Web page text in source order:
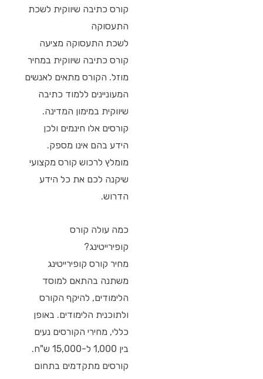
קורס כתיבה שיווקית לשכת
התעסוקה
לשכת התעסוקה מציעה
קורס כתיבה שיווקית במחיר
מוזל. הקורס מתאים לאנשים
המעוניינים ללמוד כתיבה
שיווקית במימון המדינה.
קורסים אלו חינמים ולכן
הידע בהם אינו מספק.
מומלץ לרכוש קורס מקצועי
שיקנה לכם את כל הידע
הדרוש.
כמה עולה קורס
קופירייטינג?
מחיר קורס קופירייטינג
משתנה בהתאם למוסד
הלימודים, להיקף הקורס
ולתוכנית הלימודים. באופן
כללי, מחירי הקורסים נעים
בין 1,000 ל-15,000 ש"ח.
קורסים מתקדמים בתחום